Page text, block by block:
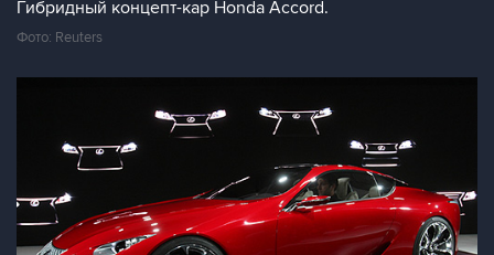
Гибридный концепт-кар Honda Accord.
Фото: Reuters